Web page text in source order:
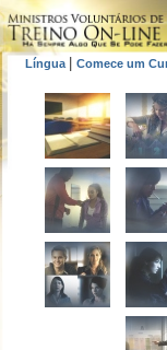
Língua Comece um